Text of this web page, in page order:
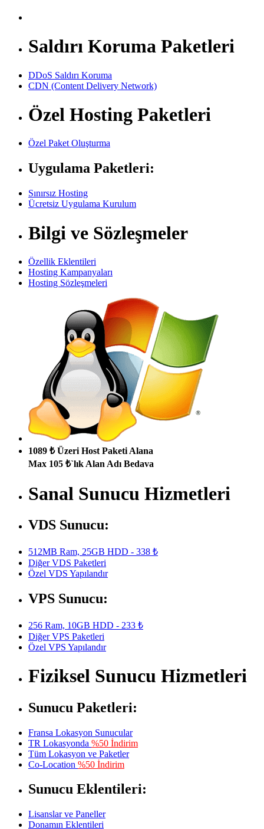
Saldırı Koruma Paketleri
DDoS Saldırı Koruma
CDN (Content Delivery Network)
Özel Hosting Paketleri
Özel Paket Oluşturma
Uygulama Paketleri:
Sınırsız Hosting
Ücretsiz Uygulama Kurulum
Bilgi ve Sözleşmeler
Özellik Eklentileri
Hosting Kampanyaları
Hosting Sözleşmeleri
1089 ₺ Üzeri Host Paketi Alana
Max 105 ₺`lık Alan Adı Bedava
Sanal Sunucu Hizmetleri
VDS Sunucu:
512MB Ram, 25GB HDD - 338 ₺
Diğer VDS Paketleri
Özel VDS Yapılandır
VPS Sunucu:
256 Ram, 10GB HDD - 233 ₺
Diğer VPS Paketleri
Özel VPS Yapılandır
Fiziksel Sunucu Hizmetleri
Sunucu Paketleri:
Fransa Lokasyon Sunucular
TR Lokasyonda %50 İndirim
Tüm Lokasyon ve Paketler
Co-Location %50 İndirim
Sunucu Eklentileri:
Lisanslar ve Paneller
Donamın Eklentileri